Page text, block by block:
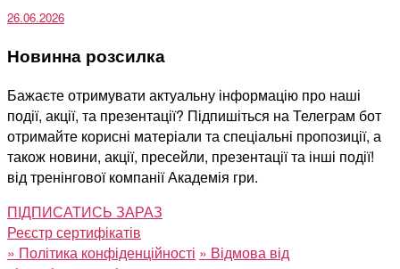
26.06.2026
Новинна розсилка
Бажаєте отримувати актуальну інформацію про наші
події, акції, та презентації? Підпишіться на Телеграм бот
отримайте корисні матеріали та спеціальні пропозиції, а
також новини, акції, пресейли, презентації та інші події!
від тренінгової компанії Академія гри.
ПІДПИСАТИСЬ ЗАРАЗ
Реєстр сертифікатів
» Політика конфіденційності » Відмова від